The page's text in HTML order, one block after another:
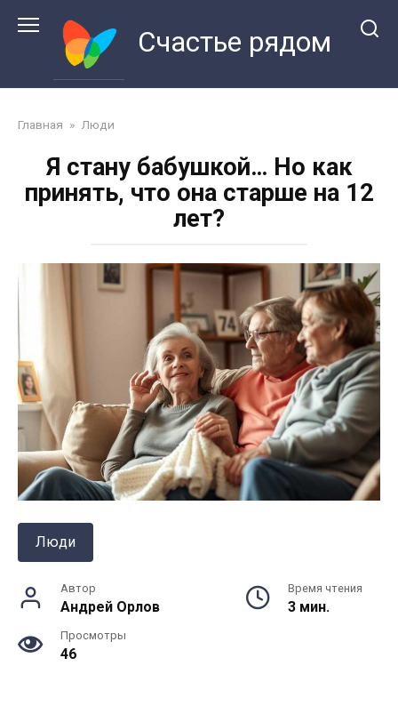
Счастье рядом
Главная » Люди
Я стану бабушкой… Но как
принять, что она старше на 12
лет?
Люди
Автор
Андрей Орлов
Время чтения
3 мин.
Просмотры
46